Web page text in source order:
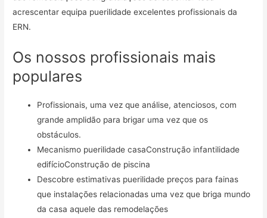
acrescentar equipa puerilidade excelentes profissionais da
ERN.
Os nossos profissionais mais
populares
Profissionais, uma vez que análise, atenciosos, com
grande amplidão para brigar uma vez que os
obstáculos.
Mecanismo puerilidade casaConstrução infantilidade
edifícioConstrução de piscina
Descobre estimativas puerilidade preços para fainas
que instalações relacionadas uma vez que briga mundo
da casa aquele das remodelações